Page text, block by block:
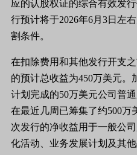
应的认股权证的综合有效发
行预计将于2026年6月3日左
割条件。
在扣除费用和其他发行开支
的预计总收益为450万美元。
计划完成的50万美元公司普
在最近几周已筹集了约500万
次发行的净收益用于一般公
化活动、业务发展计划及其他